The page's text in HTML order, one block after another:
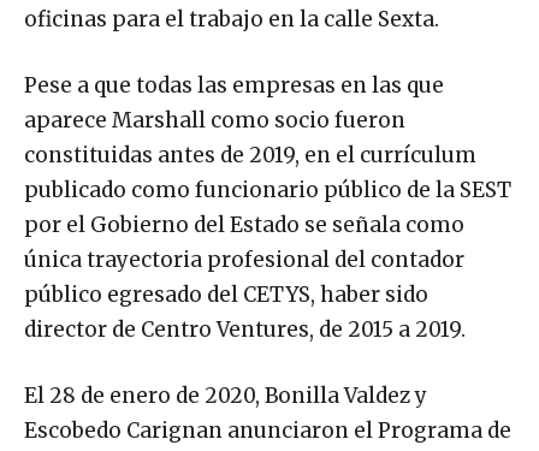
oficinas para el trabajo en la calle Sexta.
Pese a que todas las empresas en las que
aparece Marshall como socio fueron
constituidas antes de 2019, en el currículum
publicado como funcionario público de la SEST
por el Gobierno del Estado se señala como
única trayectoria profesional del contador
público egresado del CETYS, haber sido
director de Centro Ventures, de 2015 a 2019.
El 28 de enero de 2020, Bonilla Valdez y
Escobedo Carignan anunciaron el Programa de